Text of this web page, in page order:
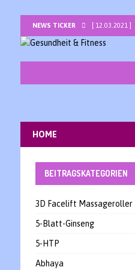
NEWS TICKER [ 12.03.2021 ]
[ 05.03.2021 ]
[ 19.02.2021 ]
[ 29.01.2021 ]
HOME
BEITRAGSKATEGORIEN
3D Facelift Massageroller
5-Blatt-Ginseng
5-HTP
Abhaya